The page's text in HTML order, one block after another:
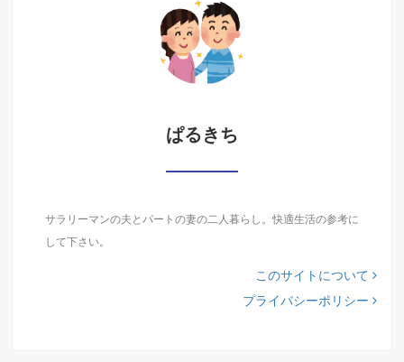
ぱるきち
サラリーマンの夫とパートの妻の二人暮らし。快適生活の参考に
して下さい。
このサイトについて
プライバシーポリシー